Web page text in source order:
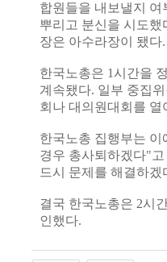
합원들을 내보낼지
뿌리고 분신을 시도했
장은 아수라장이 됐
한국노총은 1시간을
계속됐다. 일부 중집
회나 대의원대회를
한국노총 집행부는
경우 총사퇴하겠다"
드시 문제를 해결하
결국 한국노총은 2시
인했다.